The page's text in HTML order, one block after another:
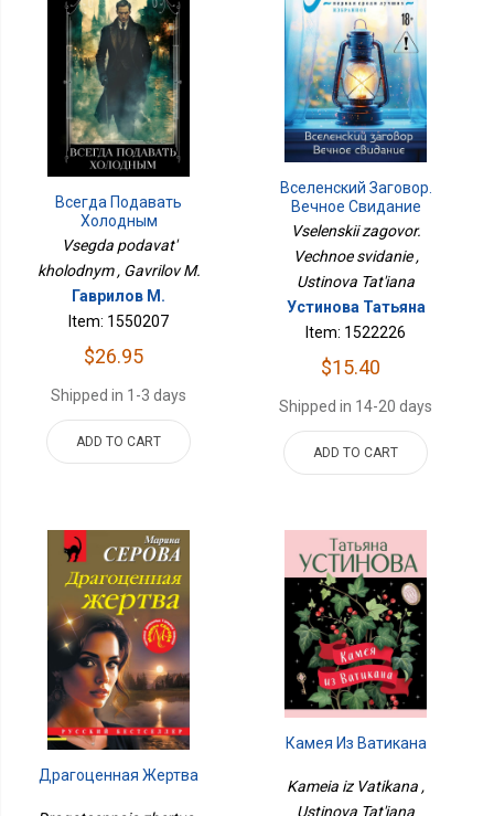
Всегда Подавать
Холодным
Vsegda podavat'
kholodnym , Gavrilov M.
Гаврилов М.
Item: 1550207
$26.95
Shipped in 1-3 days
ADD TO CART
Вселенский Заговор.
Вечное Свидание
Vselenskii zagovor.
Vechnoe svidanie ,
Ustinova Tat'iana
Устинова Татьяна
Item: 1522226
$15.40
Shipped in 14-20 days
ADD TO CART
Драгоценная Жертва
Камея Из Ватикана
Kameia iz Vatikana ,
Ustinova Tat'iana